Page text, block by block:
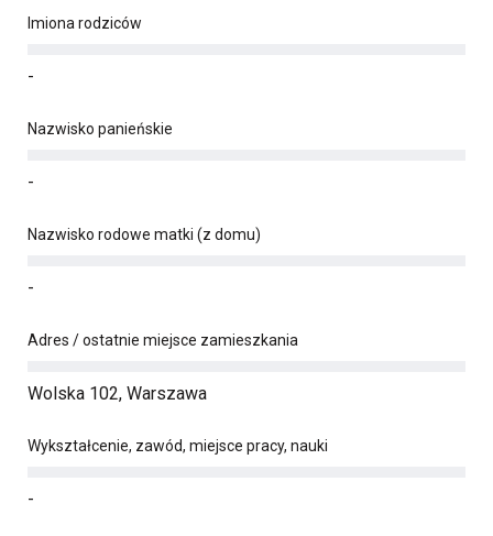
Imiona rodziców
-
Nazwisko panieńskie
-
Nazwisko rodowe matki (z domu)
-
Adres / ostatnie miejsce zamieszkania
Wolska 102, Warszawa
Wykształcenie, zawód, miejsce pracy, nauki
-